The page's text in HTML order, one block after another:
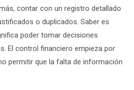
contar con un registro detallado
o duplicados. Saber es
poder tomar decisiones
El control financiero empieza por
permitir que la falta de información